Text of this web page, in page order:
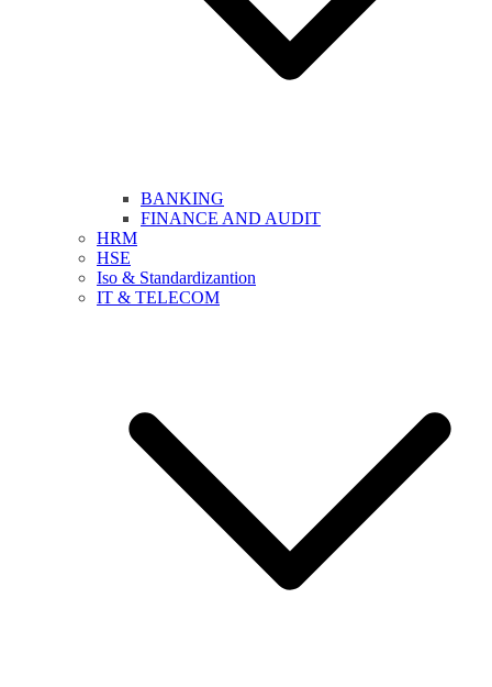
BANKING
FINANCE AND AUDIT
HRM
HSE
Iso & Standardizantion
IT & TELECOM